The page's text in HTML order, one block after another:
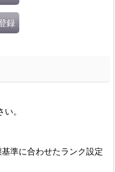
録
。
準に合わせたランク設定